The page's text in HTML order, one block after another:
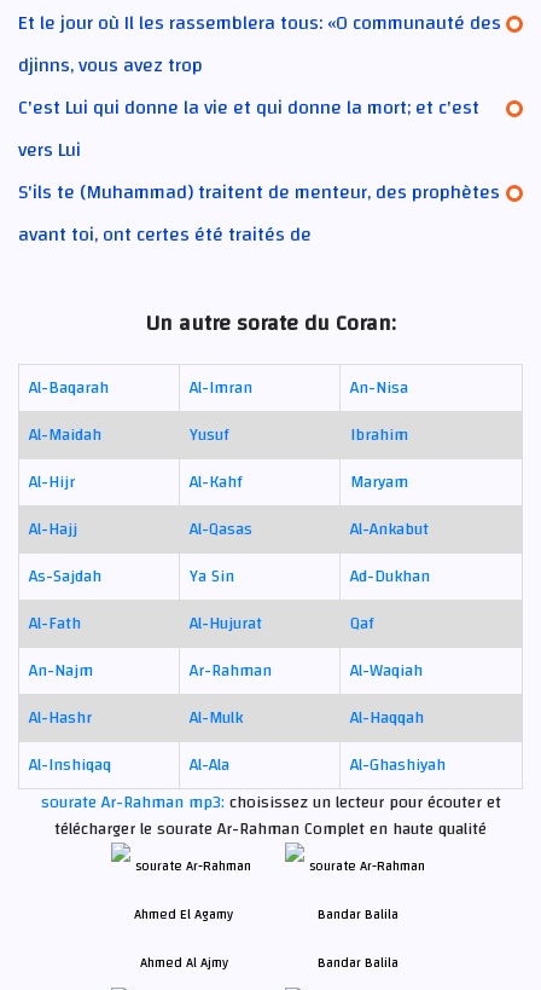
Et le jour où Il les rassemblera tous: «O communauté des
djinns, vous avez trop
C'est Lui qui donne la vie et qui donne la mort; et c'est
vers Lui
S'ils te (Muhammad) traitent de menteur, des prophètes
avant toi, ont certes été traités de
Un autre sorate du Coran:
Al-Baqarah Al-Imran
An-Nisa
Al-Maidah
Yusuf
Ibrahim
Al-Hijr
Al-Kahf
Maryam
Al-Hajj
Al-Qasas
Al-Ankabut
As-Sajdah
Ya Sin
Ad-Dukhan
Al-Fath
Al-Hujurat
Qaf
An-Najm
Ar-Rahman
Al-Waqiah
Al-Hashr
Al-Mulk
Al-Haqqah
Al-Inshiqaq
Al-Ala
Al-Ghashiyah
sourate Ar-Rahman mp3:choisissez un lecteur pour écouter et
télécharger le sourate Ar-Rahman Complet en haute qualité
Ahmed Al Ajmy Bandar Balila